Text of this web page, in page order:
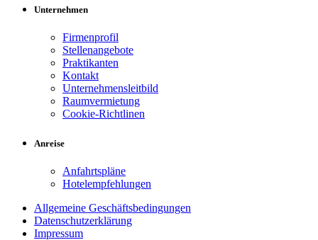
Unternehmen
Firmenprofil
Stellenangebote
Praktikanten
Kontakt
Unternehmensleitbild
Raumvermietung
Cookie-Richtlinen
Anreise
Anfahrtspläne
Hotelempfehlungen
Allgemeine Geschäftsbedingungen
Datenschutzerklärung
Impressum